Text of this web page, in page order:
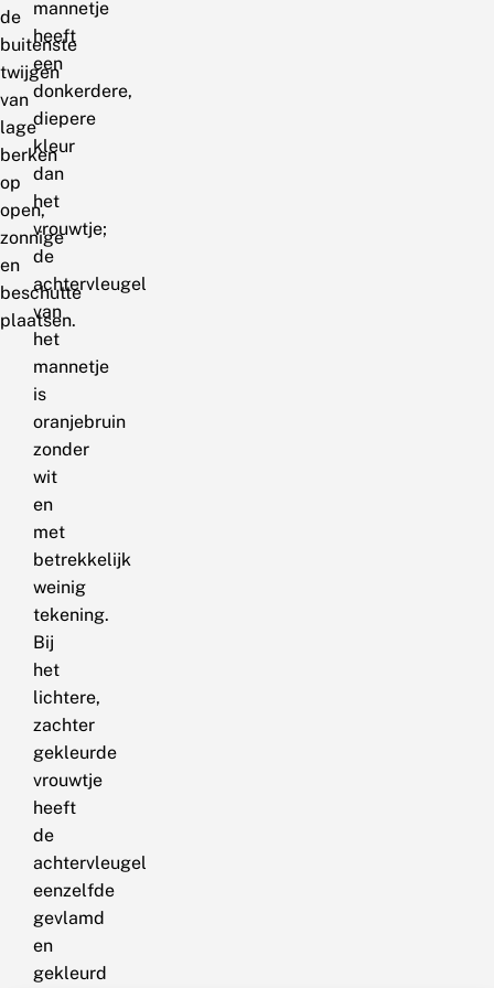
de
buitenste
twijgen
van
lage
berken
op
open,
zonnige
en
beschutte
plaatsen.
mannetje
heeft
een
donkerdere,
diepere
kleur
dan
het
vrouwtje;
de
achtervleugel
van
het
mannetje
is
oranjebruin
zonder
wit
en
met
betrekkelijk
weinig
tekening.
Bij
het
lichtere,
zachter
gekleurde
vrouwtje
heeft
de
achtervleugel
eenzelfde
gevlamd
en
gekleurd